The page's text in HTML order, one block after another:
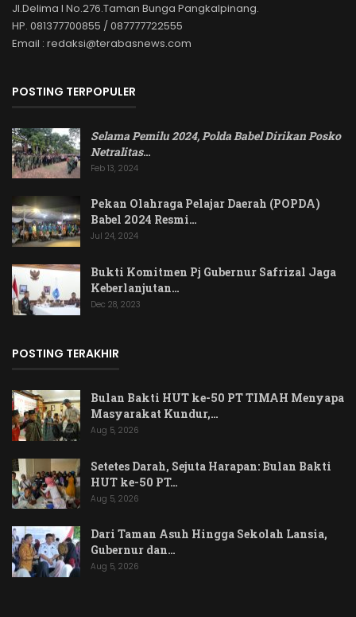
Jl.Delima I No.276.Taman Bunga Pangkalpinang.
HP. 081377700855 / 087777722555
Email : redaksi@terabasnews.com
POSTING TERPOPULER
Selama Pemilu 2024, Polda Babel Dirikan Posko
Netralitas…
Feb 13, 2024
Pekan Olahraga Pelajar Daerah (POPDA)
Babel 2024 Resmi…
Jul 24, 2024
Bukti Komitmen Pj Gubernur Safrizal Jaga
Keberlanjutan…
Dec 28, 2023
POSTING TERAKHIR
Bulan Bakti HUT ke-50 PT TIMAH Menyapa
Masyarakat Kundur,…
Aug 5, 2026
Setetes Darah, Sejuta Harapan: Bulan Bakti
HUT ke-50 PT…
Aug 5, 2026
Dari Taman Asuh Hingga Sekolah Lansia,
Gubernur dan…
Aug 5, 2026